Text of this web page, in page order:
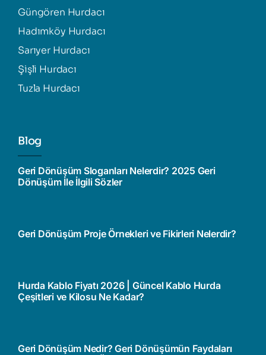
Güngören Hurdacı
Hadımköy Hurdacı
Sarıyer Hurdacı
Şişli Hurdacı
Tuzla Hurdacı
Blog
Geri Dönüşüm Sloganları Nelerdir? 2025 Geri
Dönüşüm İle İlgili Sözler
Geri Dönüşüm Proje Örnekleri ve Fikirleri Nelerdir?
Hurda Kablo Fiyatı 2026 | Güncel Kablo Hurda
Çeşitleri ve Kilosu Ne Kadar?
Geri Dönüşüm Nedir? Geri Dönüşümün Faydaları